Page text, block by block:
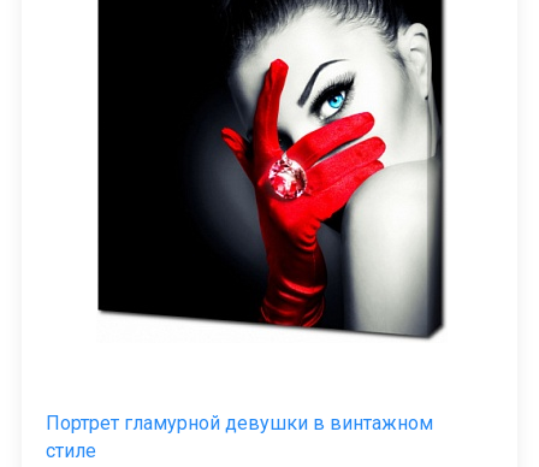
Портрет гламурной девушки в винтажном
стиле